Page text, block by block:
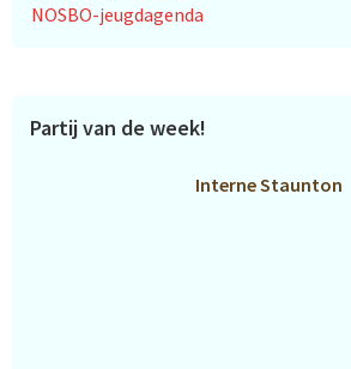
NOSBO-jeugdagenda
Partij van de week!
Interne Staunton